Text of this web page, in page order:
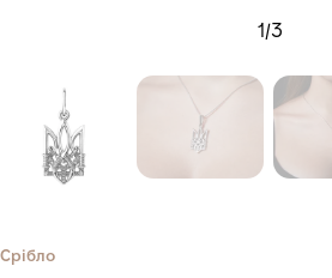
1/3
Срібло